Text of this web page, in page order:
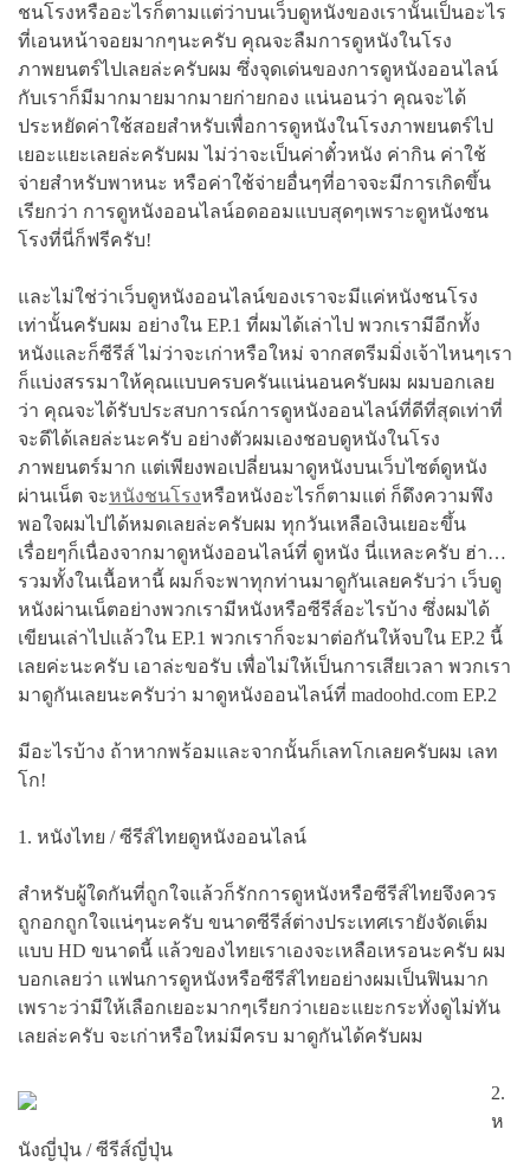
ชนโรงหรืออะไรก็ตามแต่ว่าบนเว็บดูหนังของเรานั้นเป็นอะไร
ที่เอนหน้าจอยมากๆนะครับ คุณจะลืมการดูหนังในโรง
ภาพยนตร์ไปเลยล่ะครับผม ซึ่งจุดเด่นของการดูหนังออนไลน์
กับเราก็มีมากมายมากมายก่ายกอง แน่นอนว่า คุณจะได้
ประหยัดค่าใช้สอยสำหรับเพื่อการดูหนังในโรงภาพยนตร์ไป
เยอะแยะเลยล่ะครับผม ไม่ว่าจะเป็นค่าตั๋วหนัง ค่ากิน ค่าใช้
จ่ายสำหรับพาหนะ หรือค่าใช้จ่ายอื่นๆที่อาจจะมีการเกิดขึ้น
เรียกว่า การดูหนังออนไลน์อดออมแบบสุดๆเพราะดูหนังชน
โรงที่นี่ก็ฟรีครับ!
และไม่ใช่ว่าเว็บดูหนังออนไลน์ของเราจะมีแค่หนังชนโรง
เท่านั้นครับผม อย่างใน EP.1 ที่ผมได้เล่าไป พวกเรามีอีกทั้ง
หนังและก็ซีรีส์ ไม่ว่าจะเก่าหรือใหม่ จากสตรีมมิ่งเจ้าไหนๆเรา
ก็แบ่งสรรมาให้คุณแบบครบครันแน่นอนครับผม ผมบอกเลย
ว่า คุณจะได้รับประสบการณ์การดูหนังออนไลน์ที่ดีที่สุดเท่าที่
จะดีได้เลยล่ะนะครับ อย่างตัวผมเองชอบดูหนังในโรง
ภาพยนตร์มาก แต่เพียงพอเปลี่ยนมาดูหนังบนเว็บไซต์ดูหนัง
ผ่านเน็ต จะหนังชนโรงหรือหนังอะไรก็ตามแต่ ก็ดึงความพึง
พอใจผมไปได้หมดเลยล่ะครับผม ทุกวันเหลือเงินเยอะขึ้น
เรื่อยๆก็เนื่องจากมาดูหนังออนไลน์ที่ ดูหนัง นี่แหละครับ ฮ่า…
รวมทั้งในเนื้อหานี้ ผมก็จะพาทุกท่านมาดูกันเลยครับว่า เว็บดู
หนังผ่านเน็ตอย่างพวกเรามีหนังหรือซีรีส์อะไรบ้าง ซึ่งผมได้
เขียนเล่าไปแล้วใน EP.1 พวกเราก็จะมาต่อกันให้จบใน EP.2 นี้
เลยค่ะนะครับ เอาล่ะขอรับ เพื่อไม่ให้เป็นการเสียเวลา พวกเรา
มาดูกันเลยนะครับว่า มาดูหนังออนไลน์ที่ madoohd.com EP.2
มีอะไรบ้าง ถ้าหากพร้อมและจากนั้นก็เลทโกเลยครับผม เลท
โก!
1. หนังไทย / ซีรีส์ไทยดูหนังออนไลน์
สำหรับผู้ใดกันที่ถูกใจแล้วก็รักการดูหนังหรือซีรีส์ไทยจึงควร
ถูกอกถูกใจแน่ๆนะครับ ขนาดซีรีส์ต่างประเทศเรายังจัดเต็ม
แบบ HD ขนาดนี้ แล้วของไทยเราเองจะเหลือเหรอนะครับ ผม
บอกเลยว่า แฟนการดูหนังหรือซีรีส์ไทยอย่างผมเป็นฟินมาก
เพราะว่ามีให้เลือกเยอะมากๆเรียกว่าเยอะแยะกระทั่งดูไม่ทัน
เลยล่ะครับ จะเก่าหรือใหม่มีครบ มาดูกันได้ครับผม
2.
ห
นังญี่ปุ่น / ซีรีส์ญี่ปุ่น